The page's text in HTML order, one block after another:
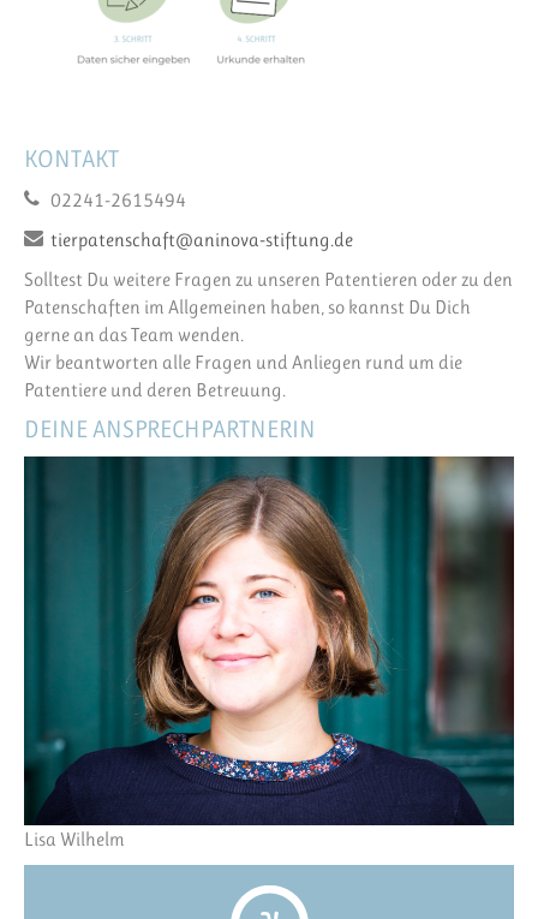
KONTAKT
02241-2615494
tierpatenschaft@aninova-stiftung.de
Solltest Du weitere Fragen zu unseren Patentieren oder zu den
Patenschaften im Allgemeinen haben, so kannst Du Dich
gerne an das Team wenden.
Wir beantworten alle Fragen und Anliegen rund um die
Patentiere und deren Betreuung.
DEINE ANSPRECHPARTNERIN
Lisa Wilhelm